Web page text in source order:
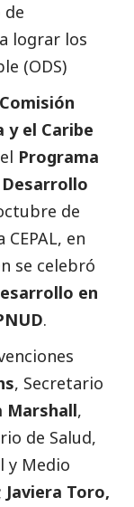
de
lograr los
(ODS)
Comisión
y el Caribe
Programa
de
en
se celebró
en
.
, Secretario
Marshall,
de Salud,
y Medio
Javiera Toro,